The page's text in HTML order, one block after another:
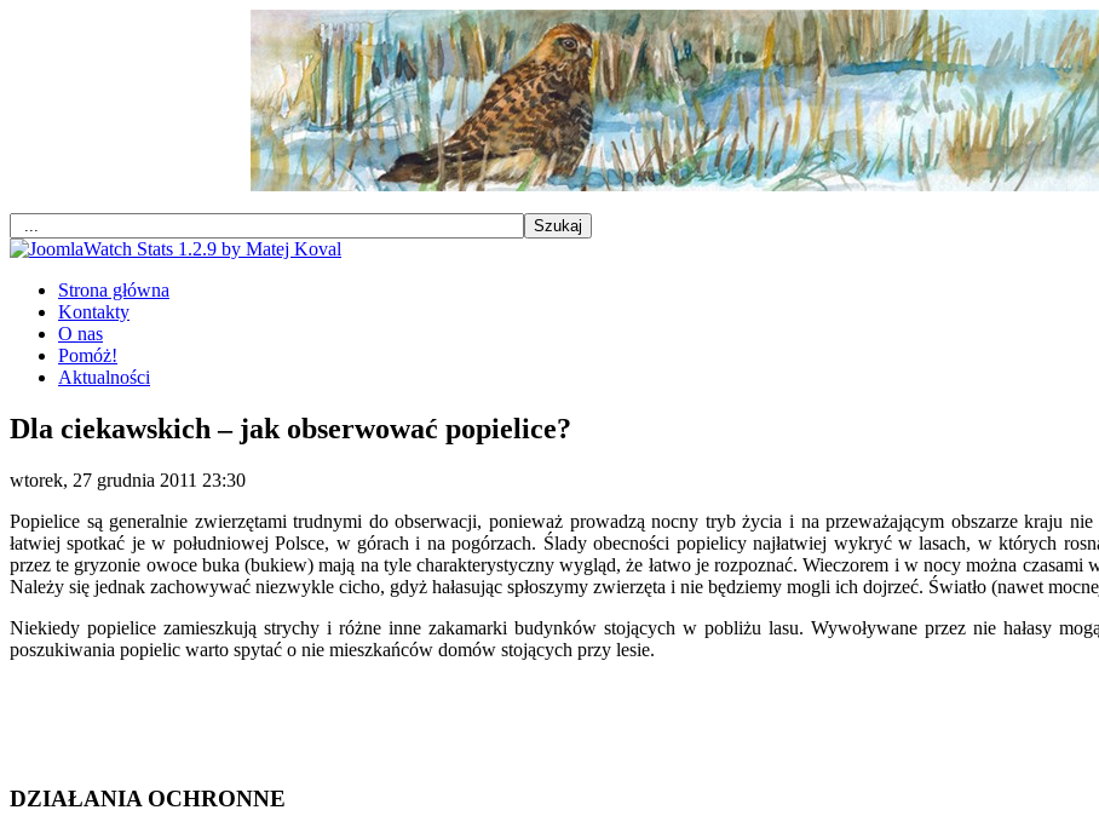
Strona główna
Kontakty
O nas
Pomóż!
Aktualności
Dla ciekawskich – jak obserwować popielice?
wtorek, 27 grudnia 2011 23:30
Popielice są generalnie zwierzętami trudnymi do obserwacji, ponieważ prowadzą nocny tryb życia i na przeważającym obszarze kraju nie
łatwiej spotkać je w południowej Polsce, w górach i na pogórzach. Ślady obecności popielicy najłatwiej wykryć w lasach, w których
przez te gryzonie owoce buka (bukiew) mają na tyle charakterystyczny wygląd, że łatwo je rozpoznać. Wieczorem i w nocy można czasami
Należy się jednak zachowywać niezwykle cicho, gdyż hałasując spłoszymy zwierzęta i nie będziemy mogli ich dojrzeć. Światło (nawet
Niekiedy popielice zamieszkują strychy i różne inne zakamarki budynków stojących w pobliżu lasu. Wywoływane przez nie hałasy
poszukiwania popielic warto spytać o nie mieszkańców domów stojących przy lesie.
DZIAŁANIA OCHRONNE